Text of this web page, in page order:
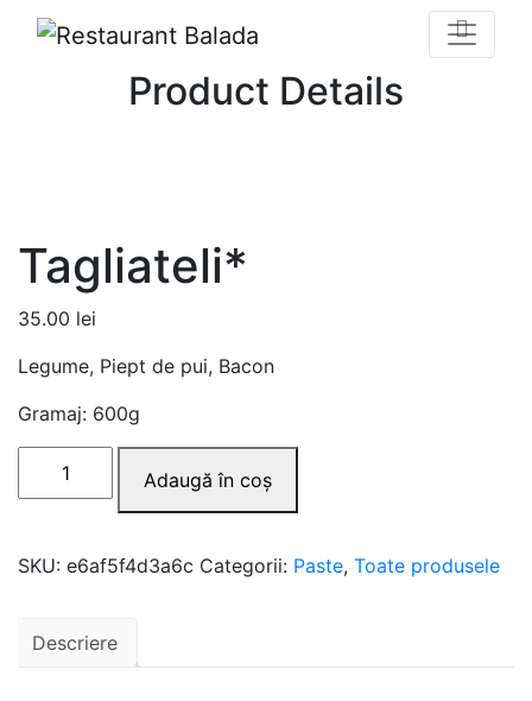
Product Details
Tagliateli*
35.00 lei
Legume, Piept de pui, Bacon
Gramaj: 600g
Adaugă în coș
SKU: e6af5f4d3a6c Categorii: Paste, Toate produsele
Descriere